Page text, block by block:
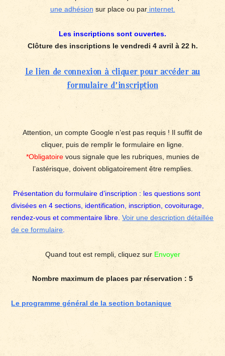
une adhésion sur place ou parinternet.
Les inscriptions sont ouvertes.
Clôture des inscriptions le vendredi 4 avril à 22 h.
Le lien de connexion à cliquer pour accéder au
formulaire d’inscription
Attention, un compte Google n’est pas requis ! Il suffit de
cliquer, puis de remplir le formulaire en ligne.
*Obligatoirevous signale que les rubriques, munies de
l’astérisque, doivent obligatoirement être remplies.
Présentation du formulaire d’inscription : les questions sont
divisées en 4 sections, identification, inscription, covoiturage,
rendez-vous et commentaire libre.Voir une description détaillée
de ce formulaire
Quand tout est rempli, cliquez sur Envoyer
Nombre maximum de places par réservation : 5
Le programme général de la section botanique